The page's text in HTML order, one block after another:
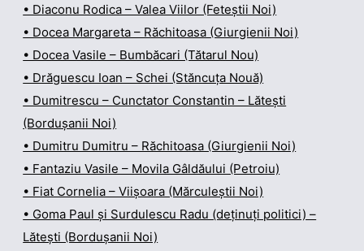
• Diaconu Rodica – Valea Viilor (Feteștii Noi)
• Docea Margareta – Răchitoasa (Giurgienii Noi)
• Docea Vasile – Bumbăcari (Tătarul Nou)
• Drăguescu Ioan – Schei (Stăncuța Nouă)
• Dumitrescu – Cunctator Constantin – Lătești
(Bordușanii Noi)
• Dumitru Dumitru – Răchitoasa (Giurgienii Noi)
• Fantaziu Vasile – Movila Gâldăului (Petroiu)
• Fiat Cornelia – Viișoara (Mărculeștii Noi)
• Goma Paul și Surdulescu Radu (deținuți politici) –
Lătești (Bordușanii Noi)